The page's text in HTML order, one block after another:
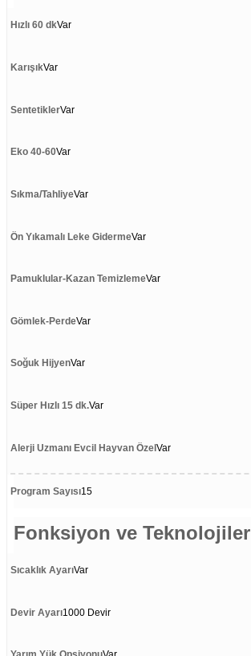
Hızlı 60 dkVar
KarışıkVar
SentetiklerVar
Eko 40-60Var
Sıkma/TahliyeVar
Ön Yıkamalı Leke GidermeVar
Pamuklular-Kazan TemizlemeVar
Gömlek-PerdeVar
Soğuk HijyenVar
Süper Hızlı 15 dk.Var
Alerji Uzmanı Evcil Hayvan ÖzelVar
Program Sayısı15
Fonksiyon ve Teknolojiler
Sıcaklık AyarıVar
Devir Ayarı1000 Devir